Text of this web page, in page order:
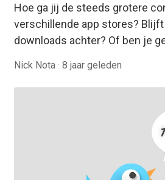
Hoe ga jij de steeds grotere
verschillende app stores? Blijft
downloads achter? Of ben je
Nick Nota · 8 jaar geleden